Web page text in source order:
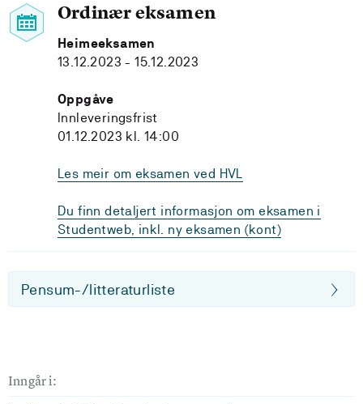
Ordinær eksamen
Heimeeksamen
13.12.2023 - 15.12.2023
Oppgåve
Innleveringsfrist
01.12.2023 kl. 14:00
Les meir om eksamen ved HVL
Du finn detaljert informasjon om eksamen i
Studentweb, inkl. ny eksamen (kont)
Pensum-/litteraturliste
Inngår i: